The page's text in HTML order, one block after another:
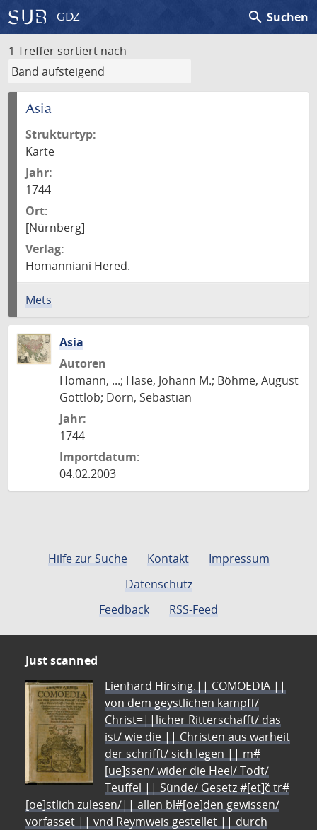
GDZ search Suchen
1 Treffer sortiert nach
Asia
Strukturtyp:
Karte
Jahr:
1744
Ort:
[Nürnberg]
Verlag:
Homanniani Hered.
Mets
Asia
Autoren
Homann, ...; Hase, Johann M.; Böhme, August
Gottlob; Dorn, Sebastian
Jahr:
1744
Importdatum:
04.02.2003
Hilfe zur Suche Kontakt
Impressum
Datenschutz
Feedback
RSS-Feed
Just scanned
Lienhard Hirsing.|| COMOEDIA ||
von dem geystlichen kampff/
Christ=||licher Ritterschafft/ das
ist/ wie die || Christen aus warheit
der schrifft/ sich legen || m#
[ue]ssen/ wider die Heel/ Todt/
Teuffel || Sünde/ Gesetz #[et]c̃ tr#
[oe]stlich zulesen/|| allen bl#[oe]den gewissen/
vorfasset || vnd Reymweis gestellet || durch